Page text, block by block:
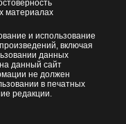
материалах
и использование
включая
данных
данный сайт
не должен
в печатных
редакции.